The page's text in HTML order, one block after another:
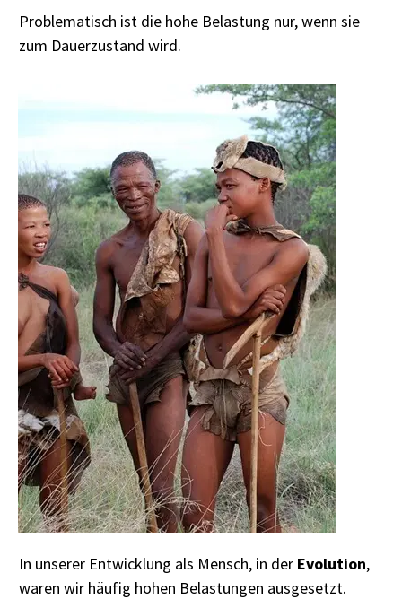
Problematisch ist die hohe Belastung nur, wenn sie
zum Dauerzustand wird.
In unserer Entwicklung als Mensch, in der Evolution,
waren wir häufig hohen Belastungen ausgesetzt.